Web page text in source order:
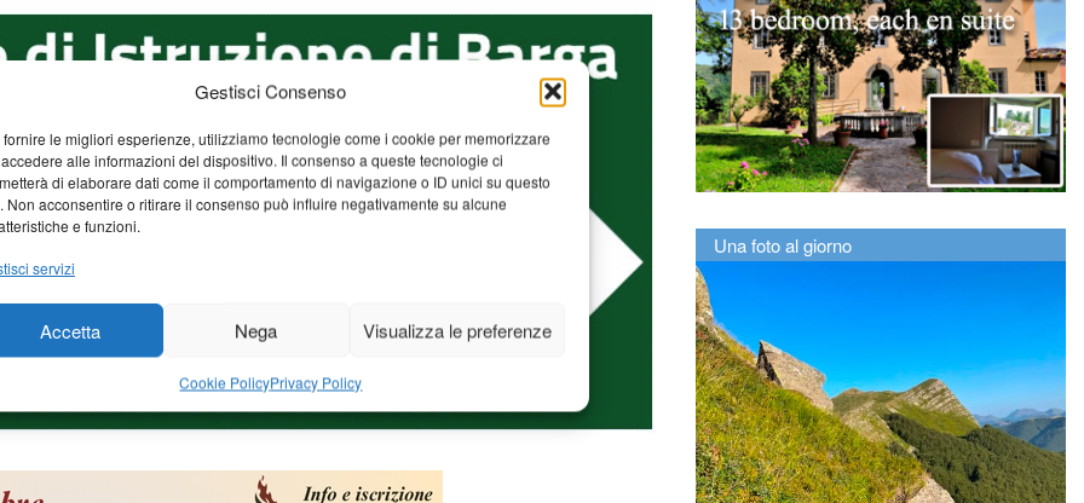
Gestisci Consenso
fornire le migliori esperienze, utilizziamo tecnologie come i cookie per memorizzare
alle informazioni del dispositivo. Il consenso a queste tecnologie ci
di elaborare dati come il comportamento di navigazione o ID unici su questo
Non acconsentire o ritirare il consenso può influire negativamente su alcune
e funzioni.
servizi
Accetta Nega Visualizza le preferenze
Cookie PolicyPrivacy Policy
Una foto al giorno